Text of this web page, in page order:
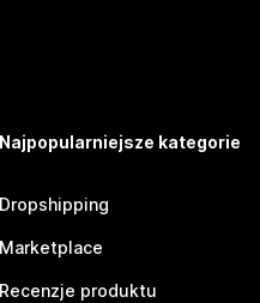
Najpopularniejsze kategorie
Dropshipping
Marketplace
Recenzje produktu